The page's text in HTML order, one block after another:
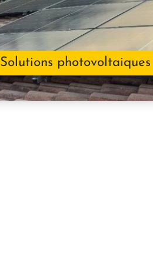
Solutions photovoltaiques